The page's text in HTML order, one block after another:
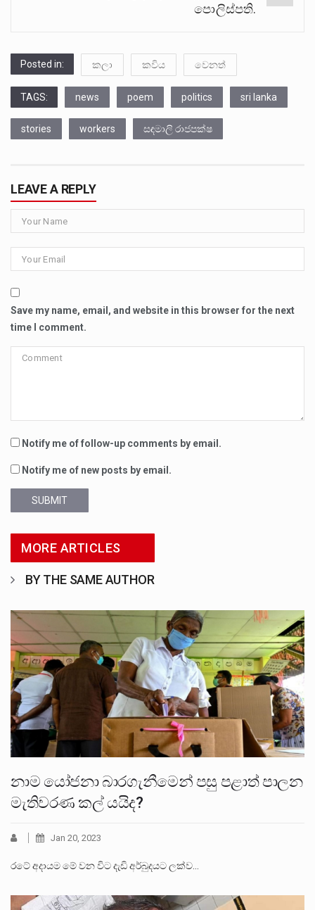
පොලිස්පති.
Posted in: කලා කවිය වෙනත්
TAGS: news poem politics sri lanka
stories workers සඳමාලි රාජපක්ෂ
LEAVE A REPLY
Save my name, email, and website in this browser for the next
time I comment.
Notify me of follow-up comments by email.
Notify me of new posts by email.
SUBMIT
MORE ARTICLES
BY THE SAME AUTHOR
නාම යෝජනා බාරගැනීමෙන් පසු පළාත් පාලන
මැතිවරණ කල් යයිද?
Jan 20, 2023
රටේ අදායම මේ වන විට දැඩි අර්බුදයට ලක්ව…